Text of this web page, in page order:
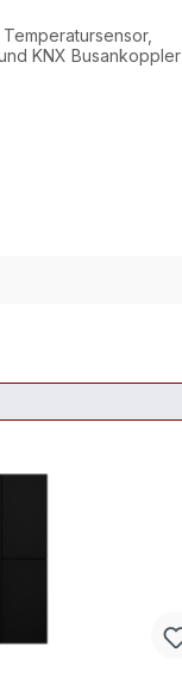
KNX Busankoppler